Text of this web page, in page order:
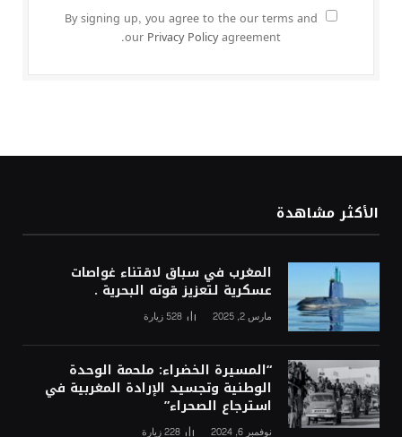
By signing up, you agree to the our terms and
our Privacy Policyagreement.
الأكثر مشاهدة
المغرب في سباق لاقتناء غواصات
عسكرية لتعزيز قوته البحرية .
مارس 2, 2025 528 زيارة
“المسيرة الخضراء: ملحمة الوحدة
الوطنية وتجسيد الإرادة المغربية في
استرجاع الصحراء”
نوفمبر 6, 2024 228زيارة